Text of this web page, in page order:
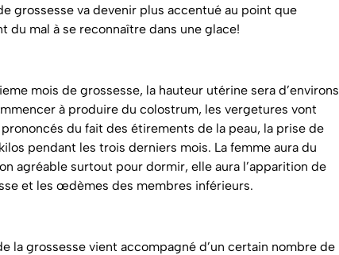
grossesse va devenir plus accentué au point que
du mal à se reconnaître dans une glace!
mois de grossesse, la hauteur utérine sera d’environs
à produire du colostrum, les vergetures vont
du fait des étirements de la peau, la prise de
pendant les trois derniers mois. La femme aura du
agréable surtout pour dormir, elle aura l’apparition de
et les œdèmes des membres inférieurs.
la grossesse vient accompagné d’un certain nombre de